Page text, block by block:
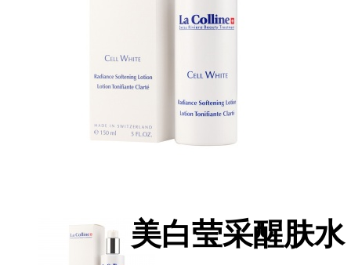
美白莹采醒肤水